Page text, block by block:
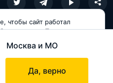
Москва и МО
Да, верно
данных
чтобы сайт работал
для вас. Продолжая